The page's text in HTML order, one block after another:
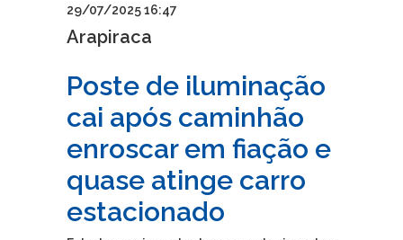
29/07/2025 16:47
Arapiraca
Poste de iluminação
cai após caminhão
enroscar em fiação e
quase atinge carro
estacionado